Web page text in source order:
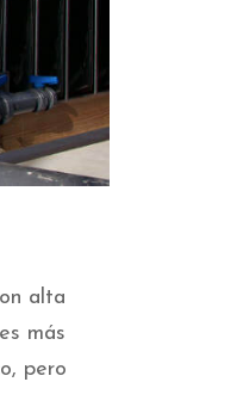
alta
más
pero